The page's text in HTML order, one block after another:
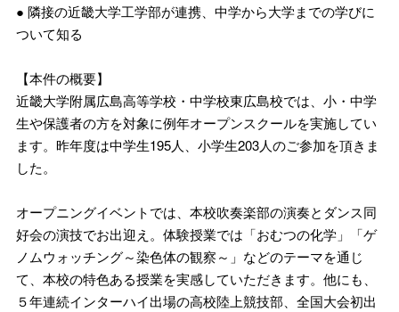
● 隣接の近畿大学工学部が連携、中学から大学までの学びに
ついて知る
【本件の概要】
近畿大学附属広島高等学校・中学校東広島校では、小・中学
生や保護者の方を対象に例年オープンスクールを実施してい
ます。昨年度は中学生195人、小学生203人のご参加を頂きま
した。
オープニングイベントでは、本校吹奏楽部の演奏とダンス同
好会の演技でお出迎え。体験授業では「おむつの化学」「ゲ
ノムウォッチング～染色体の観察～」などのテーマを通じ
て、本校の特色ある授業を実感していただきます。他にも、
５年連続インターハイ出場の高校陸上競技部、全国大会初出